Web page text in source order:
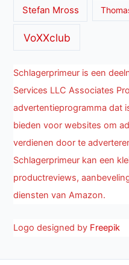
Stefan Mross
VoXXclub
Schlagerprimeur is een
Services LLC Associates
advertentieprogramma dat
bieden voor websites om
verdienen door te
Schlagerprimeur kan een
productreviews,
diensten van Amazon.
Logo designed by Freepik